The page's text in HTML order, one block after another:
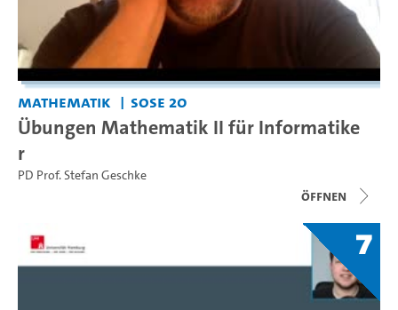
Mathematik SoSe 20
Übungen Mathematik II für Informatike
r
PD Prof. Stefan Geschke
Öffnen
7